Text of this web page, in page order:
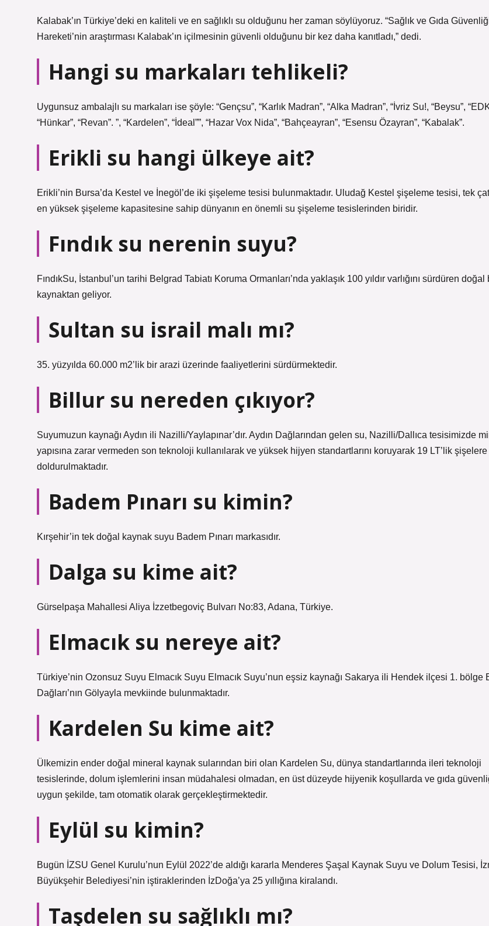
Kalabak’ın Türkiye’deki en kaliteli ve en sağlıklı su olduğunu her zaman söylüyoruz. “Sağlık ve Gıda
Hareketi’nin araştırması Kalabak’ın içilmesinin güvenli olduğunu bir kez daha kanıtladı,” dedi.
Hangi su markaları tehlikeli?
Uygunsuz ambalajlı su markaları ise şöyle: “Gençsu”, “Karlık Madran”, “Alka Madran”, “İvriz Su!, “Beysu”,
“Hünkar”, “Revan”. ”, “Kardelen”, “İdeal””, “Hazar Vox Nida”, “Bahçeayran”, “Esensu Özayran”, “Kabalak”.
Erikli su hangi ülkeye ait?
Erikli’nin Bursa’da Kestel ve İnegöl’de iki şişeleme tesisi bulunmaktadır. Uludağ Kestel şişeleme tesisi, tek
en yüksek şişeleme kapasitesine sahip dünyanın en önemli su şişeleme tesislerinden biridir.
Fındık su nerenin suyu?
FındıkSu, İstanbul’un tarihi Belgrad Tabiatı Koruma Ormanları’nda yaklaşık 100 yıldır varlığını sürdüren doğal
kaynaktan geliyor.
Sultan su israil malı mı?
35. yüzyılda 60.000 m2’lik bir arazi üzerinde faaliyetlerini sürdürmektedir.
Billur su nereden çıkıyor?
Suyumuzun kaynağı Aydın ili Nazilli/Yaylapınar’dır. Aydın Dağlarından gelen su, Nazilli/Dallıca tesisimizde
yapısına zarar vermeden son teknoloji kullanılarak ve yüksek hijyen standartlarını koruyarak 19 LT’lik şişelere
doldurulmaktadır.
Badem Pınarı su kimin?
Kırşehir’in tek doğal kaynak suyu Badem Pınarı markasıdır.
Dalga su kime ait?
Gürselpaşa Mahallesi Aliya İzzetbegoviç Bulvarı No:83, Adana, Türkiye.
Elmacık su nereye ait?
Türkiye’nin Ozonsuz Suyu Elmacık Suyu Elmacık Suyu’nun eşsiz kaynağı Sakarya ili Hendek ilçesi 1. bölge
Dağları’nın Gölyayla mevkiinde bulunmaktadır.
Kardelen Su kime ait?
Ülkemizin ender doğal mineral kaynak sularından biri olan Kardelen Su, dünya standartlarında ileri teknoloji
tesislerinde, dolum işlemlerini insan müdahalesi olmadan, en üst düzeyde hijyenik koşullarda ve gıda
uygun şekilde, tam otomatik olarak gerçekleştirmektedir.
Eylül su kimin?
Bugün İZSU Genel Kurulu’nun Eylül 2022’de aldığı kararla Menderes Şaşal Kaynak Suyu ve Dolum Tesisi,
Büyükşehir Belediyesi’nin iştiraklerinden İzDoğa’ya 25 yıllığına kiralandı.
Taşdelen su sağlıklı mı?